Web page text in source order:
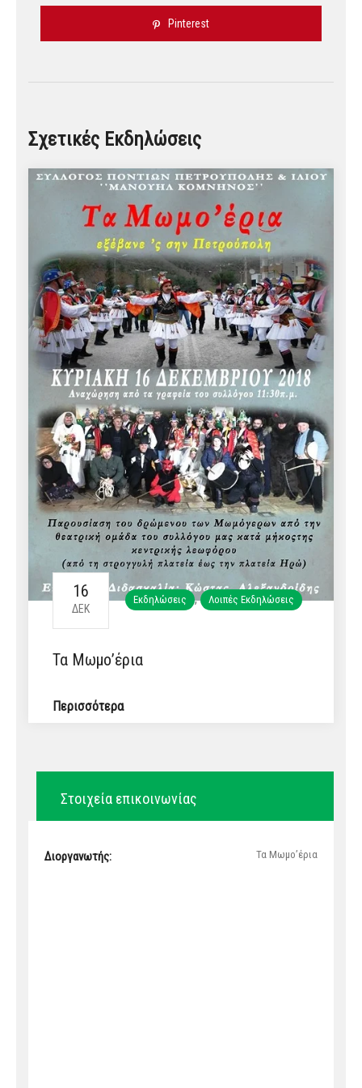
Pinterest
Σχετικές Εκδηλώσεις
16
ΔΕΚ
Εκδηλώσεις , Λοιπές Εκδηλώσεις
Τα Μωμο’έρια
Περισσότερα
Στοιχεία επικοινωνίας
Διοργανωτής: Τα Μωμο’έρια